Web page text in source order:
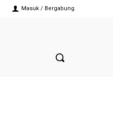
Masuk / Bergabung